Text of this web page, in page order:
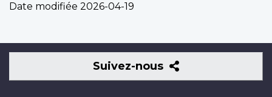
Date modifiée 2026-04-19
Suivez-nous
Suivez-
nous